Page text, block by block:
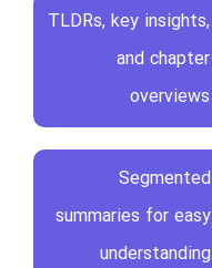
TLDRs, key insights,
and chapter
overviews
Segmented
summaries for easy
understanding